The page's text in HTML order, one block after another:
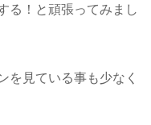
る！と頑張ってみまし
を見ている事も少なく